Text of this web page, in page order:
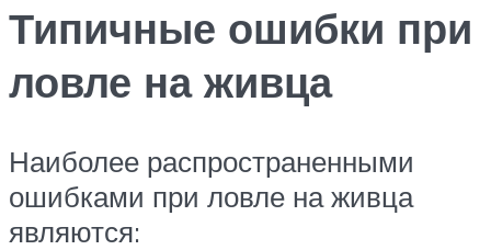
Типичные ошибки при
ловле на живца
Наиболее распространенными
ошибками при ловле на живца
являются: